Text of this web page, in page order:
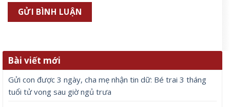
Bài viết mới
Gửi con được 3 ngày, cha mẹ nhận tin dữ: Bé trai 3 tháng
tuổi tử vong sau giờ ngủ trưa